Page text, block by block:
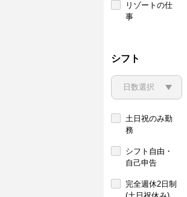
リゾートの仕
事
シフト
土日祝のみ勤
務
シフト自由・
自己申告
完全週休2日制